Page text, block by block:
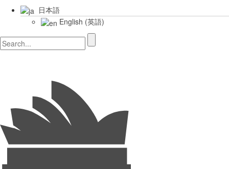
日本語
English (英語)